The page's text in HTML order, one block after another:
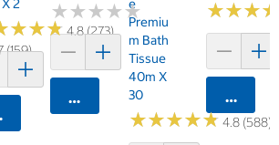
(159)
2
★★★
★★★4.8 (273)
트에 담기
★★★★★
★★★★★
카트에 담기
E
Premiu
M Bath
Tissue
40m X
30
★★★★★
★★★★★4.8 (588)
★★★
★★★
카트에